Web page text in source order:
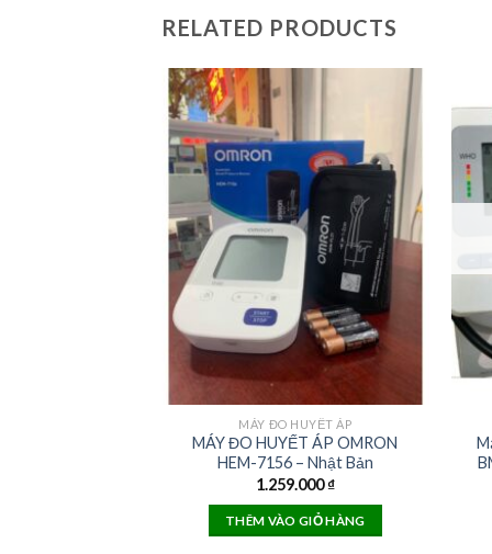
RELATED PRODUCTS
MÁY ĐO HUYẾT ÁP
MÁY ĐO HUYẾT ÁP OMRON
HEM-7156 – Nhật Bản
1.259.000₫
THÊM VÀO GIỎ HÀNG